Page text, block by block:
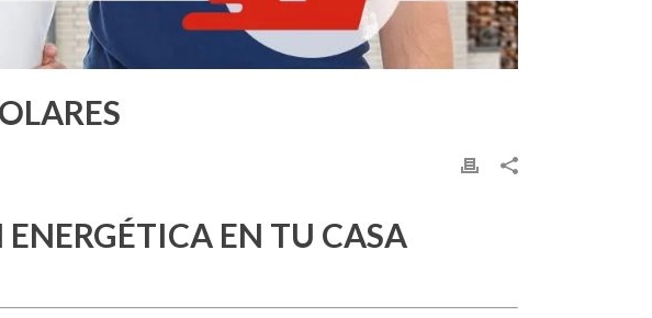
EN TU CASA